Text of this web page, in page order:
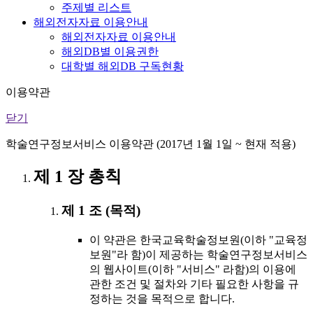
주제별 리스트
해외전자자료 이용안내
해외전자자료 이용안내
해외DB별 이용권한
대학별 해외DB 구독현황
이용약관
닫기
학술연구정보서비스 이용약관 (2017년 1월 1일 ~ 현재 적용)
제 1 장 총칙
제 1 조 (목적)
이 약관은 한국교육학술정보원(이하 "교육정
보원"라 함)이 제공하는 학술연구정보서비스
의 웹사이트(이하 "서비스" 라함)의 이용에
관한 조건 및 절차와 기타 필요한 사항을 규
정하는 것을 목적으로 합니다.